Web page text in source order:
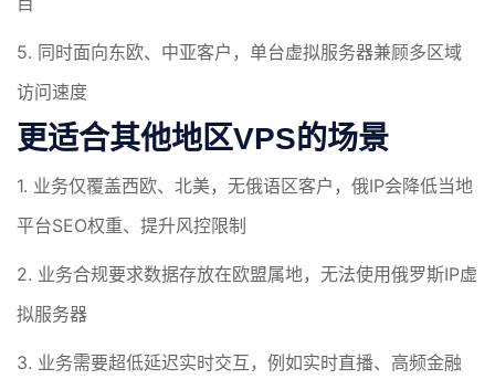
5. 同时面向东欧、中亚客户，单台虚拟服务器兼顾多区域
访问速度
更适合其他地区VPS的场景
1. 业务仅覆盖西欧、北美，无俄语区客户，俄IP会降低当地
平台SEO权重、提升风控限制
2. 业务合规要求数据存放在欧盟属地，无法使用俄罗斯IP虚
拟服务器
3. 业务需要超低延迟实时交互，例如实时直播、高频金融